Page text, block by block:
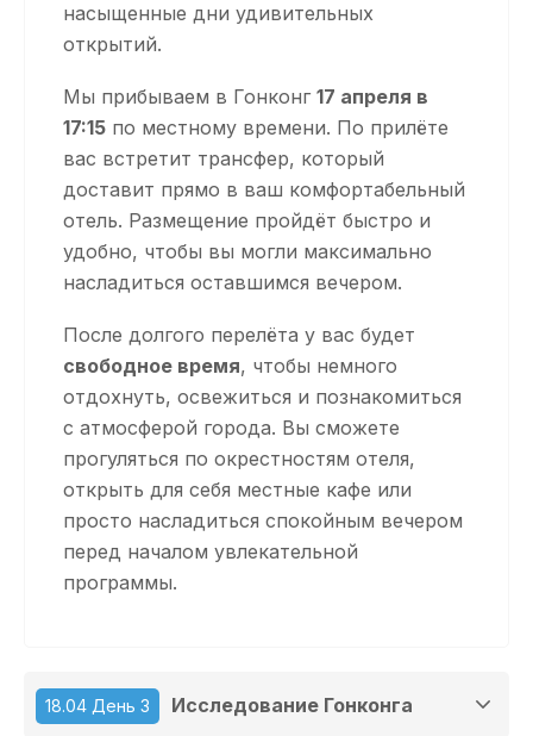
насыщенные дни удивительных
открытий.
Мы прибываем в Гонконг 17 апреля в
17:15 по местному времени. По прилёте
вас встретит трансфер, который
доставит прямо в ваш комфортабельный
отель. Размещение пройдёт быстро и
удобно, чтобы вы могли максимально
насладиться оставшимся вечером.
После долгого перелёта у вас будет
свободное время, чтобы немного
отдохнуть, освежиться и познакомиться
с атмосферой города. Вы сможете
прогуляться по окрестностям отеля,
открыть для себя местные кафе или
просто насладиться спокойным вечером
перед началом увлекательной
программы.
18.04 День 3 Исследование Гонконга